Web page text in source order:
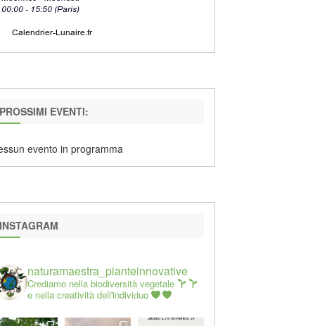
EVENTI:
evento in programma
naturamaestra_pianteinnovative
Crediamo nella biodiversità vegetale
e nella creatività dell'individuo